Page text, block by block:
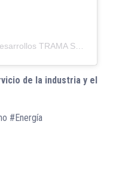
de la industria y el
#Energía